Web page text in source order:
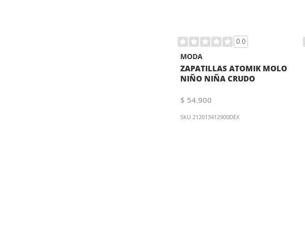
0.0
MODA
ZAPATILLAS ATOMIK MOLO
NIÑO NIÑA CRUDO
$ 54.900
SKU 212013412900DEX